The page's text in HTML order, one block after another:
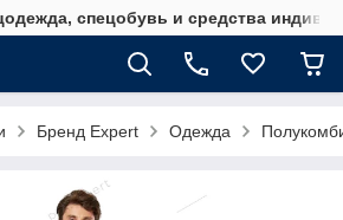
спецобувь и средства
Бренд Expert Одежда